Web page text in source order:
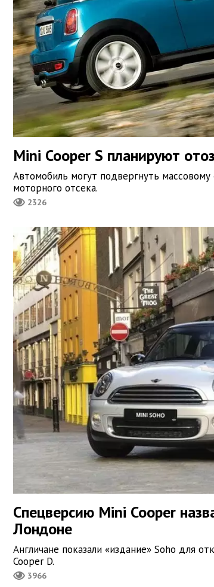
Mini Cooper S планируют
Автомобиль могут подвергнуть массовому
моторного отсека.
2326
Спецверсию Mini Cooper
Лондоне
Англичане показали «издание» Soho для
Cooper D.
3966